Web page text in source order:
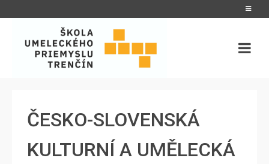
ČESKO-SLOVENSKÁ
KULTURNÍ A UMĚLECKÁ